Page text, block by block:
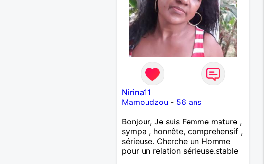
Nirina11
Mamoudzou - 56 ans
Bonjour, Je suis Femme mature ,
sympa , honnête, comprehensif ,
sérieuse. Cherche un Homme
pour un relation sérieuse.stable